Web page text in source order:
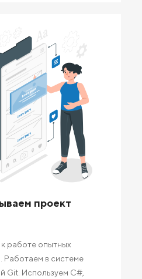
проект
работе опытных
Работаем в системе
Git. Используем C#,